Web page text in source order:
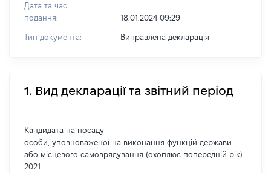
Дата та час
подання:
18.01.2024 09:29
Тип документа: Виправлена декларація
1. Вид декларації та звітний період
Кандидата на посаду
особи, уповноваженої на виконання функцій держави
або місцевого самоврядування (охоплює попередній рік)
2021